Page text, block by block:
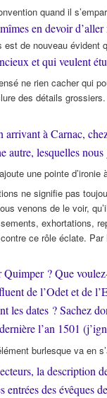
quand il
en devoir
de nouveau évident
et qui veulent
ne rien cacher qui
des détails
à Carnac,
autre, lesquelles
une pointe
ne signifie pas
venons de le voir,
exhortations,
ce rôle éclate.
Quimper ? Que
de l’Odet et de
les dates ? Sachez
l’an 1501
burlesque va
la description
entrées des